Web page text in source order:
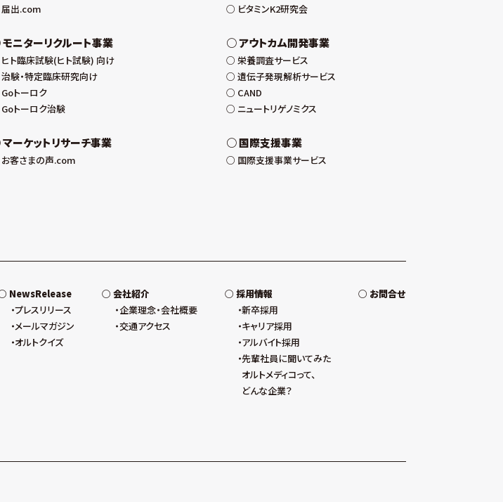
届出.com
モニターリクルート事業
ヒト臨床試験(ヒト試験) 向け
治験・特定臨床研究向け
Goトーロク
Goトーロク治験
マーケットリサーチ事業
お客さまの声.com
ビタミンK2研究会
アウトカム開発事業
栄養調査サービス
遺伝子発現解析サービス
CAND
ニュートリゲノミクス
国際支援事業
国際支援事業サービス
NewsRelease
プレスリリース
メールマガジン
オルトクイズ
会社紹介
企業理念・会社概要
交通アクセス
採用情報
新卒採用
キャリア採用
アルバイト採用
先輩社員に聞いてみた
オルトメディコって、
どんな企業？
お問合せ